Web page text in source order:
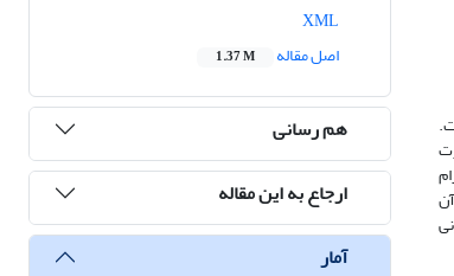
اصل مقاله
1.37 M
هم رسانی
ارجاع به این مقاله
آمار